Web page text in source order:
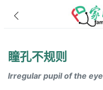
瞳孔不规则
Irregular pupil of the eye